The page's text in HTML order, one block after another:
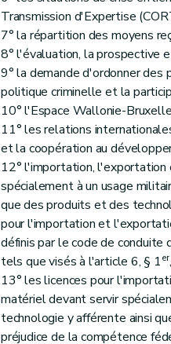
Transmission d'Expertise
7° la répartition des moyens
8° l'évaluation, la prospective
9° la demande d'ordonner des
politique criminelle et la
10° l'Espace Wallonie-
11° les relations
et la coopération au
12° l'importation,
spécialement à un usage
que des produits et des
pour l'importation et
définis par le code de
tels que visés à l'article 6, § 1er
13° les licences pour
matériel devant servir
technologie y afférente ainsi
préjudice de la compétence